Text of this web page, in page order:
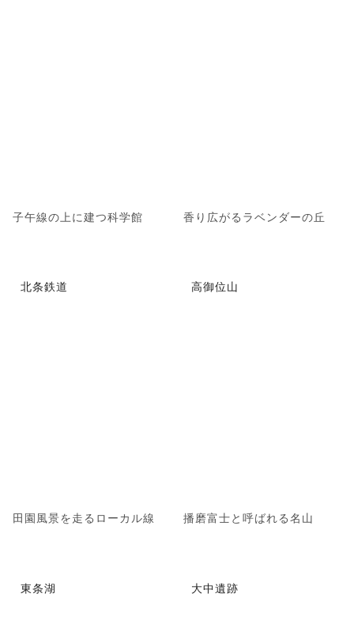
子午線の上に建つ科学館 香り広がるラベンダーの丘
北条鉄道
田園風景を走るローカル線
高御位山
播磨富士と呼ばれる名山
東条湖 大中遺跡